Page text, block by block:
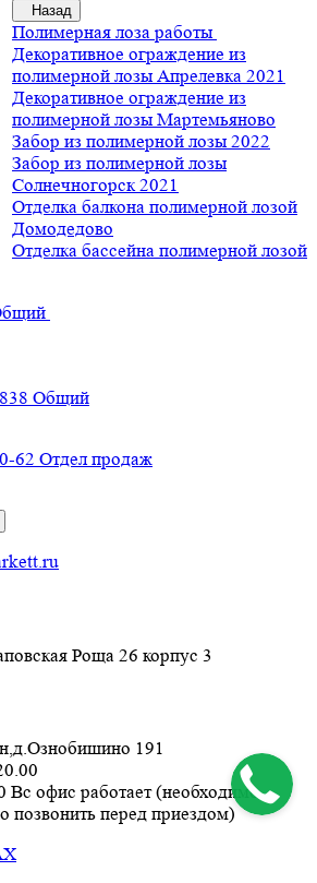
Назад
Полимерная лоза работы
Декоративное ограждение из
полимерной лозы Апрелевка 2021
Декоративное ограждение из
полимерной лозы Мартемьяново
Забор из полимерной лозы 2022
Забор из полимерной лозы
Солнечногорск 2021
Отделка балкона полимерной лозой
Домодедово
Отделка бассейна полимерной лозой
Общий
62 Отдел продаж
Роща 26 корпус 3
191
Вс офис работает (необходимо
позвонить перед приездом)